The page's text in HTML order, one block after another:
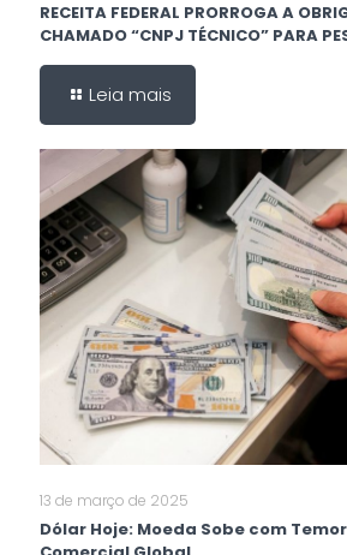
RECEITA FEDERAL PRORROGA A
CHAMADO “CNPJ TÉCNICO” PARA
Leia mais
13 de março de 2025
Dólar Hoje: Moeda Sobe com